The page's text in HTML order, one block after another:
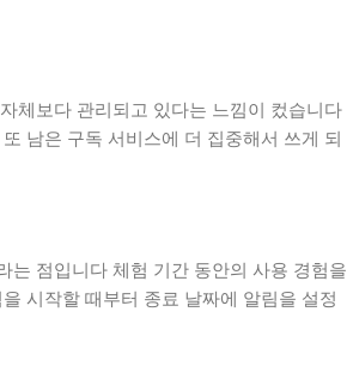
체보다 관리되고 있다는 느낌이 컸습니다
남은 구독 서비스에 더 집중해서 쓰게 되
는 점입니다 체험 기간 동안의 사용 경험을
시작할 때부터 종료 날짜에 알림을 설정